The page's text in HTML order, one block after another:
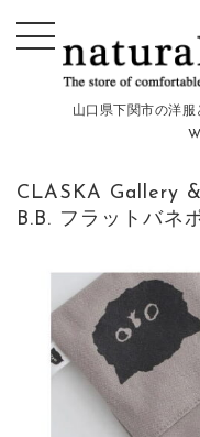
山口県下関市の洋
CLASKA Gallery &
B.B. フラットバネ